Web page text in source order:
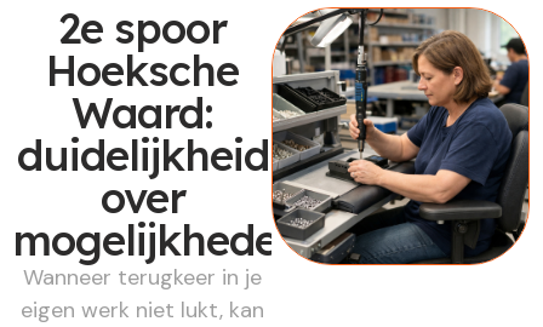
2e spoor
Hoeksche
Waard:
duidelijkheid
over
mogelijkheden
Wanneer terugkeer in je
eigen werk niet lukt, kan